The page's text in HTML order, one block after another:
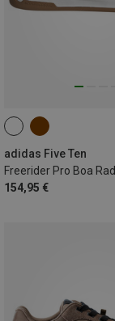
adidas Five Ten
Freerider Pro Boa
154,95 €
40.5|41